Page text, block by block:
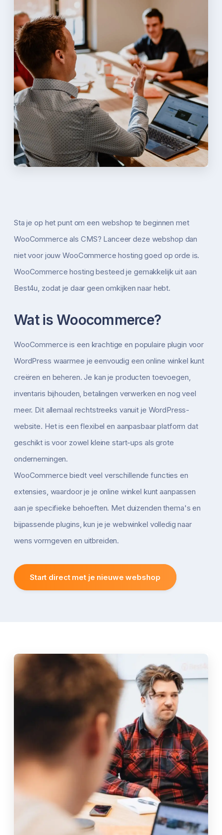
Sta je op het punt om een webshop te beginnen met
WooCommerce als CMS? Lanceer deze webshop dan
niet voor jouw WooCommerce hosting goed op orde is.
WooCommerce hosting besteed je gemakkelijk uit aan
Best4u, zodat je daar geen omkijken naar hebt.
Wat is Woocommerce?
WooCommerce is een krachtige en populaire plugin voor
WordPress waarmee je eenvoudig een online winkel kunt
creëren en beheren. Je kan je producten toevoegen,
inventaris bijhouden, betalingen verwerken en nog veel
meer. Dit allemaal rechtstreeks vanuit je WordPress-
website. Het is een flexibel en aanpasbaar platform dat
geschikt is voor zowel kleine start-ups als grote
ondernemingen.
WooCommerce biedt veel verschillende functies en
extensies, waardoor je je online winkel kunt aanpassen
aan je specifieke behoeften. Met duizenden thema's en
bijpassende plugins, kun je je webwinkel volledig naar
wens vormgeven en uitbreiden.
Start direct met je nieuwe webshop